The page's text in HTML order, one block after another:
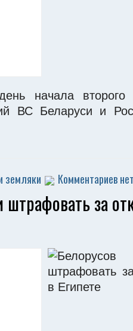
начала второго
ВС Беларуси и
земляки Комментариев
штрафовать за